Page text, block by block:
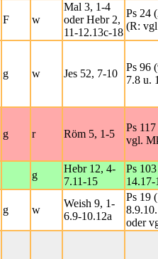
F w
Mal 3, 1-4
oder Hebr 2,
11-12.13c-18
Ps 24
(R:
g w Jes 52, 7-10
Ps 96
7.8 u.
g r Röm 5, 1-5
Ps
vgl.
g
Hebr 12, 4-
7.11-15
Ps
14.17-
g w
Weish 9, 1-
6.9-10.12a
Ps 19
oder